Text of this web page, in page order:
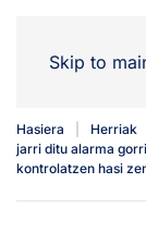
Skip to
Hasiera Herriak
jarri ditu alarma
kontrolatzen hasi